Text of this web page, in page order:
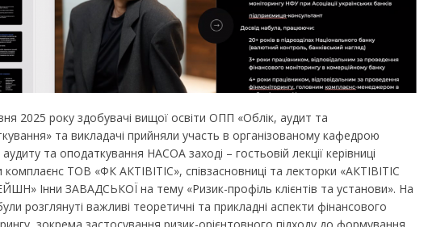
2025 року здобувачі вищої освіти ОПП «Облік, аудит та
та викладачі прийняли участь в організованому кафедрою
аудиту та оподаткування НАСОА заході – гостьовій лекції керівниці
ТОВ «ФК АКТІВІТІС», співзасновниці та лекторки «АКТІВІТІС
Інни ЗАВАДСЬКОЇ на тему «Ризик-профіль клієнтів та установи». На
розглянуті важливі теоретичні та прикладні аспекти фінансового
зокрема застосування ризик-орієнтовного підходу до формування